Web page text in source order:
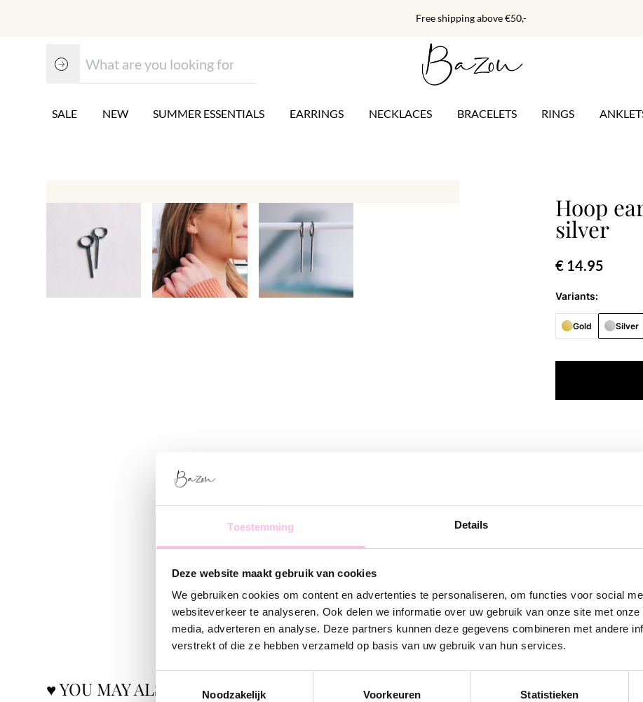
Toestemming Details
Deze website maakt gebruik van cookies
We gebruiken cookies om content en advertenties te personaliseren, om functies voor social
websiteverkeer te analyseren. Ook delen we informatie over uw gebruik van onze site met
media, adverteren en analyse. Deze partners kunnen deze gegevens combineren met andere
verstrekt of die ze hebben verzameld op basis van uw gebruik van hun services.
Noodzakelijk
Voorkeuren Statistieken
Free shipping above €50,-
SALE NEW SUMMER ESSENTIALS EARRINGS NECKLACES BRACELETS RINGS
Hoop
silver
€ 14.95
Variants:
Gold Silver
These standard
are perfect to
a fan of less is
Let’s go and shop.
♥ YOU MAY ALSO LOVE...